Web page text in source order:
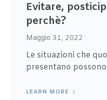
Evitare,
perchè?
Maggio 31, 2022
Le situazioni che
presentano
LEARN MORE